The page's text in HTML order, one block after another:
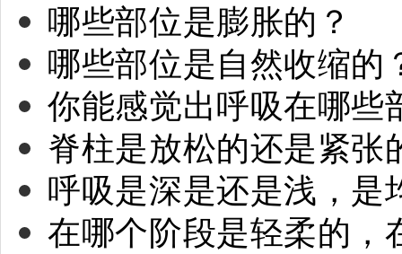
哪些部位是膨胀的？
哪些部位是自然收缩的
你能感觉出呼吸在哪些
脊柱是放松的还是紧张
呼吸是深是还是浅，是
在哪个阶段是轻柔的，